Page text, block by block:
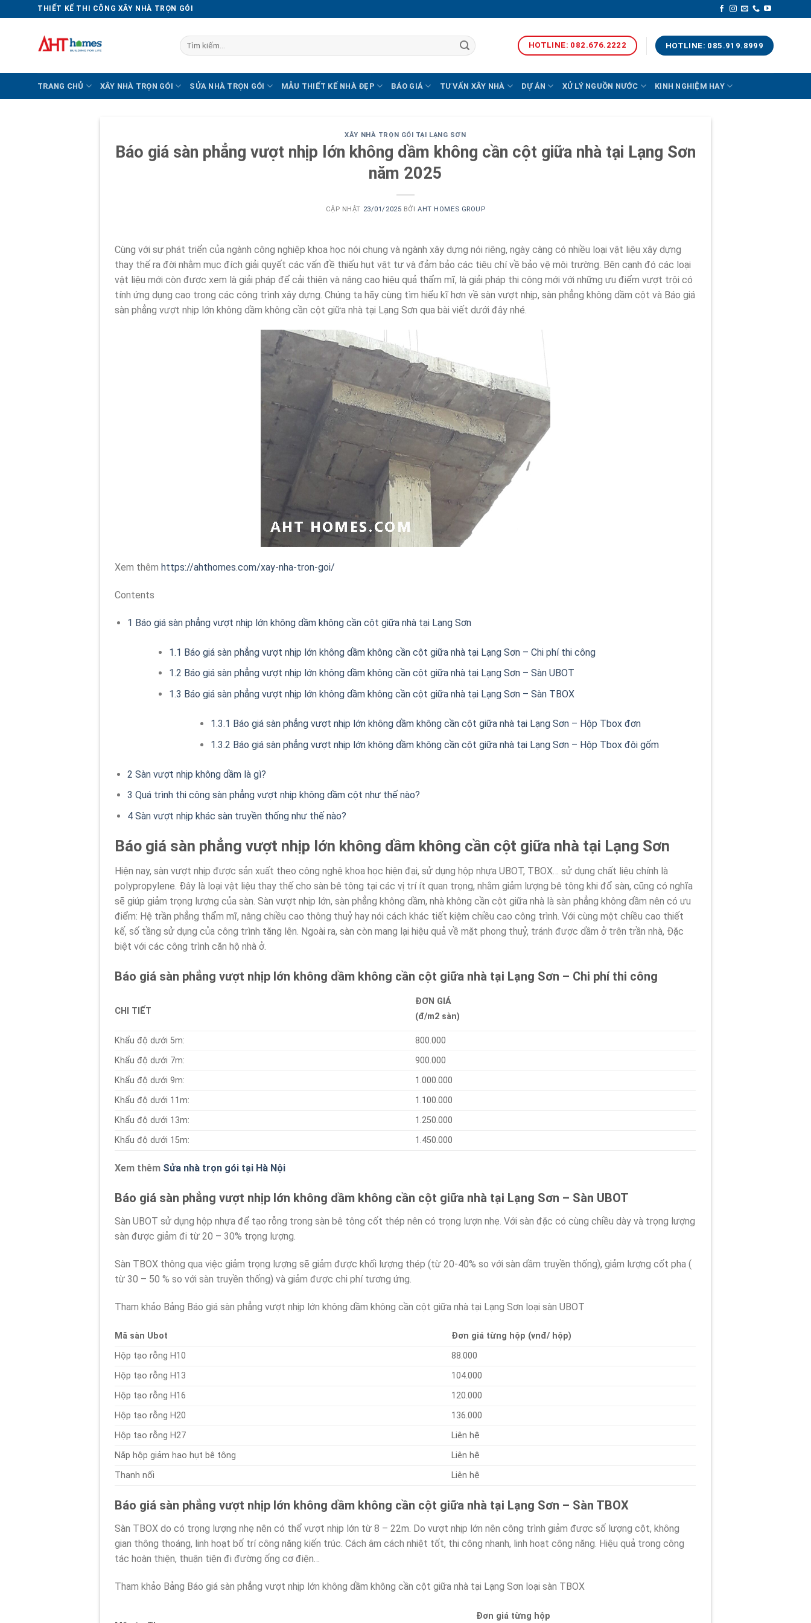
THIẾT KẾ THI CÔNG XÂY NHÀ TRỌN GÓI
Tìm
kiếm:
HOTLINE: 082.676.2222 HOTLINE: 085.919.8999
TRANG CHỦ XÂY NHÀ TRỌN GÓI SỬA NHÀ TRỌN GÓI MẪU THIẾT KẾ NHÀ ĐẸP BÁO GIÁ TƯ VẤN XÂY NHÀ DỰ ÁN XỬ LÝ NGUỒN NƯỚC KINH NGHIỆM HAY
XÂY NHÀ TRỌN GÓI TẠI LẠNG SƠN
Báo giá sàn phẳng vượt nhịp lớn không dầm không cần cột giữa nhà tại Lạng Sơn
năm 2025
CẬP NHẬT 23/01/2025 BỞIAHT HOMES GROUP
Cùng với sự phát triển của ngành công nghiệp khoa học nói chung và ngành xây dựng nói riêng, ngày càng có nhiều loại vật liệu xây dựng
thay thế ra đời nhằm mục đích giải quyết các vấn đề thiếu hụt vật tư và đảm bảo các tiêu chí về bảo vệ môi trường. Bên cạnh đó các loại
vật liệu mới còn được xem là giải pháp để cải thiện và nâng cao hiệu quả thẩm mĩ, là giải pháp thi công mới với những ưu điểm vượt trội có
tính ứng dụng cao trong các công trình xây dựng. Chúng ta hãy cùng tìm hiểu kĩ hơn về sàn vượt nhịp, sàn phẳng không dầm cột và Báo giá
sàn phẳng vượt nhịp lớn không dầm không cần cột giữa nhà tại Lạng Sơn qua bài viết dưới đây nhé.
Xem thêm https://ahthomes.com/xay-nha-tron-goi/
Contents
1 Báo giá sàn phẳng vượt nhịp lớn không dầm không cần cột giữa nhà tại Lạng Sơn
1.1 Báo giá sàn phẳng vượt nhịp lớn không dầm không cần cột giữa nhà tại Lạng Sơn – Chi phí thi công
1.2 Báo giá sàn phẳng vượt nhịp lớn không dầm không cần cột giữa nhà tại Lạng Sơn – Sàn UBOT
1.3 Báo giá sàn phẳng vượt nhịp lớn không dầm không cần cột giữa nhà tại Lạng Sơn – Sàn TBOX
1.3.1 Báo giá sàn phẳng vượt nhịp lớn không dầm không cần cột giữa nhà tại Lạng Sơn – Hộp Tbox đơn
1.3.2 Báo giá sàn phẳng vượt nhịp lớn không dầm không cần cột giữa nhà tại Lạng Sơn – Hộp Tbox đôi gốm
2 Sàn vượt nhịp không dầm là gì?
3 Quá trình thi công sàn phẳng vượt nhịp không dầm cột như thế nào?
4Sàn vượt nhịp khác sàn truyền thống như thế nào?
Báo giá sàn phẳng vượt nhịp lớn không dầm không cần cột giữa nhà tại Lạng Sơn
Hiện nay, sàn vượt nhịp được sản xuất theo công nghệ khoa học hiện đại, sử dụng hộp nhựa UBOT, TBOX… sử dụng chất liệu chính là
polypropylene. Đây là loại vật liệu thay thế cho sàn bê tông tại các vị trí ít quan trọng, nhằm giảm lượng bê tông khi đổ sàn, cũng có nghĩa
sẽ giúp giảm trọng lượng của sàn. Sàn vượt nhịp lớn, sàn phẳng không dầm, nhà không cần cột giữa nhà là sàn phẳng không dầm nên có ưu
điểm: Hệ trần phẳng thẩm mĩ, nâng chiều cao thông thuỷ hay nói cách khác tiết kiệm chiều cao công trình. Với cùng một chiều cao thiết
kế, số tầng sử dụng của công trình tăng lên. Ngoài ra, sàn còn mang lại hiệu quả về mặt phong thuỷ, tránh được dầm ở trên trần nhà, Đặc
biệt với các công trình căn hộ nhà ở.
Báo giá sàn phẳng vượt nhịp lớn không dầm không cần cột giữa nhà tại Lạng Sơn – Chi phí thi công
CHI TIẾT
ĐƠN GIÁ
(đ/m2 sàn)
Khẩu độ dưới 5m:
800.000
Khẩu độ dưới 7m:
900.000
Khẩu độ dưới 9m:
1.000.000
Khẩu độ dưới 11m:
1.100.000
Khẩu độ dưới 13m:
1.250.000
Khẩu độ dưới 15m:
1.450.000
Xem thêm Sửa nhà trọn gói tại Hà Nội
Báo giá sàn phẳng vượt nhịp lớn không dầm không cần cột giữa nhà tại Lạng Sơn – Sàn UBOT
Sàn UBOT sử dụng hộp nhựa để tạo rỗng trong sàn bê tông cốt thép nên có trọng lượn nhẹ. Với sàn đặc có cùng chiều dày và trọng lượng
sàn được giảm đi từ 20 – 30% trọng lượng.
Sàn TBOX thông qua việc giảm trọng lượng sẽ giảm được khối lượng thép (từ 20-40% so với sàn dầm truyền thống), giảm lượng cốt pha (
từ 30 – 50 % so với sàn truyền thống) và giảm được chi phí tương ứng.
Tham khảo Bảng Báo giá sàn phẳng vượt nhịp lớn không dầm không cần cột giữa nhà tại Lạng Sơn loại sàn UBOT
Mã sàn Ubot
Đơn giá từng hộp (vnđ/ hộp)
Hộp tạo rỗng H10
88.000
Hộp tạo rỗng H13
104.000
Hộp tạo rỗng H16
120.000
Hộp tạo rỗng H20
136.000
Hộp tạo rỗng H27
Liên hệ
Nắp hộp giảm hao hụt bê tông
Liên hệ
Thanh nối
Liên hệ
Báo giá sàn phẳng vượt nhịp lớn không dầm không cần cột giữa nhà tại Lạng Sơn – Sàn TBOX
Sàn TBOX do có trọng lượng nhẹ nên có thể vượt nhịp lớn từ 8 – 22m. Do vượt nhịp lớn nên công trình giảm được số lượng cột, không
gian thông thoáng, linh hoạt bố trí công năng kiến trúc. Cách âm cách nhiệt tốt, thi công nhanh, linh hoạt công năng. Hiệu quả trong công
tác hoàn thiện, thuận tiện đi đường ống cơ điện…
Tham khảo Bảng Báo giá sàn phẳng vượt nhịp lớn không dầm không cần cột giữa nhà tại Lạng Sơn loại sàn TBOX
Đơn giá từng hộp